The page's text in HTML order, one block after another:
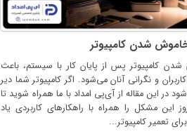
شدن کامپیوتر
کامپیوتر پس از پایان کار با سیستم، باعث
و نگرانی آنان می‌شود. اگر کامپیوتر شما دیر
در این مقاله از آی‌پی امداد با ما همراه شوید تا
این مشکل را همراه با راهکارهای کاربردی یاد
تعمیر کامپیوتر...